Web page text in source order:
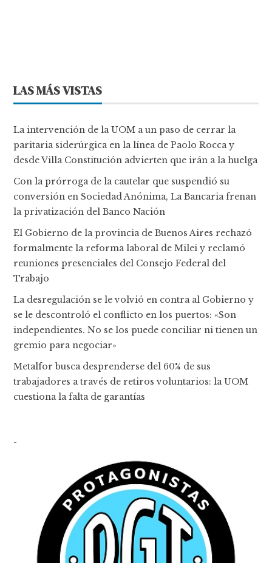
LAS MÁS VISTAS
La intervención de la UOM a un paso de cerrar la
paritaria siderúrgica en la línea de Paolo Rocca y
desde Villa Constitución advierten que irán a la huelga
Con la prórroga de la cautelar que suspendió su
conversión en Sociedad Anónima, La Bancaria frenan
la privatización del Banco Nación
El Gobierno de la provincia de Buenos Aires rechazó
formalmente la reforma laboral de Milei y reclamó
reuniones presenciales del Consejo Federal del
Trabajo
La desregulación se le volvió en contra al Gobierno y
se le descontroló el conflicto en los puertos: «Son
independientes. No se los puede conciliar ni tienen un
gremio para negociar»
Metalfor busca desprenderse del 60% de sus
trabajadores a través de retiros voluntarios: la UOM
cuestiona la falta de garantías
-